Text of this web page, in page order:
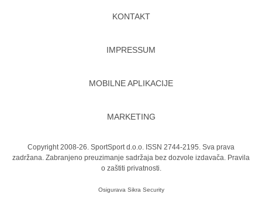
KONTAKT
IMPRESSUM
MOBILNE APLIKACIJE
MARKETING
Copyright 2008-26. SportSport d.o.o. ISSN 2744-2195. Sva prava
zadržana. Zabranjeno preuzimanje sadržaja bez dozvole izdavača. Pravila
o zaštiti privatnosti.
Osigurava Sikra Security